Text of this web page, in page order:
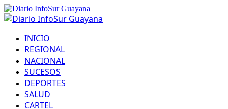
INICIO
REGIONAL
NACIONAL
SUCESOS
DEPORTES
SALUD
CARTEL